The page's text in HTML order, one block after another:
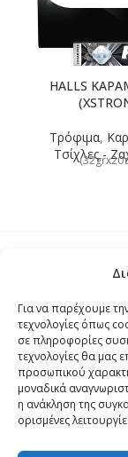
Για να παρέχουμε
τεχνολογίες όπως
σε πληροφορίες
τεχνολογίες θα μας
προσωπικού
μοναδικά
η ανάκληση της
ορισμένες
HALLS
Τρόφιμα,
Τσίχλες -
Τρόποι Αποστολής
Τρόποι Αγοράς –
Όροι και
Δήλωση